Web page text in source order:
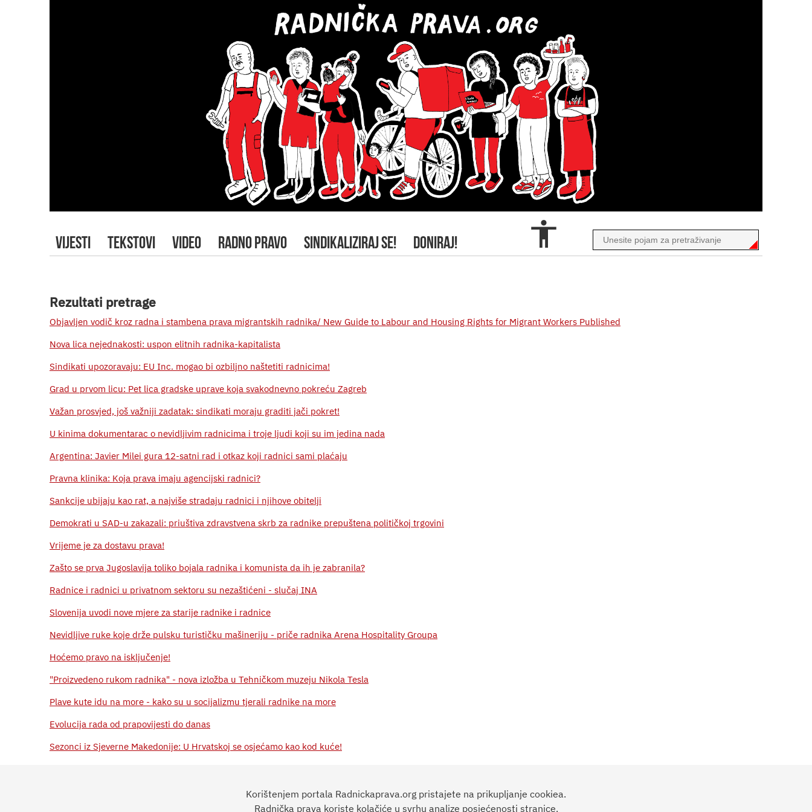
VIJESTI TEKSTOVI VIDEO RADNO PRAVO SINDIKALIZIRAJ SE! DONIRAJ!
Rezultati pretrage
Objavljen vodič kroz radna i stambena prava migrantskih radnika/ New Guide to Labour and Housing Rights for Migrant Workers Published
Nova lica nejednakosti: uspon elitnih radnika-kapitalista
Sindikati upozoravaju: EU Inc. mogao bi ozbiljno naštetiti radnicima!
Grad u prvom licu: Pet lica gradske uprave koja svakodnevno pokreću Zagreb
Važan prosvjed, još važniji zadatak: sindikati moraju graditi jači pokret!
U kinima dokumentarac o nevidljivim radnicima i troje ljudi koji su im jedina nada
Argentina: Javier Milei gura 12-satni rad i otkaz koji radnici sami plaćaju
Pravna klinika: Koja prava imaju agencijski radnici?
Sankcije ubijaju kao rat, a najviše stradaju radnici i njihove obitelji
Demokrati u SAD-u zakazali: priuštiva zdravstvena skrb za radnike prepuštena političkoj trgovini
Vrijeme je za dostavu prava!
Zašto se prva Jugoslavija toliko bojala radnika i komunista da ih je zabranila?
Radnice i radnici u privatnom sektoru su nezaštićeni - slučaj INA
Slovenija uvodi nove mjere za starije radnike i radnice
Nevidljive ruke koje drže pulsku turističku mašineriju - priče radnika Arena Hospitality Groupa
Hoćemo pravo na isključenje!
"Proizvedeno rukom radnika" - nova izložba u Tehničkom muzeju Nikola Tesla
Plave kute idu na more - kako su u socijalizmu tjerali radnike na more
Evolucija rada od prapovijesti do danas
Sezonci iz Sjeverne Makedonije: U Hrvatskoj se osjećamo kao kod kuće!
Korištenjem portala Radnickaprava.org pristajete na prikupljanje cookiea.
Radnička prava koriste kolačiće u svrhu analize posjećenosti stranice.